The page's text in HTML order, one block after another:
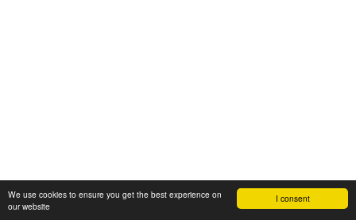
I consent
We use cookies to ensure you get the best experience on
our website